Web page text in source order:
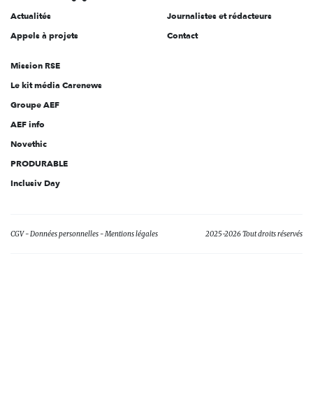
Actualités
Appels à projets
Journalistes et rédacteurs
Contact
Mission RSE
Le kit média Carenews
Groupe AEF
AEF info
Novethic
PRODURABLE
Inclusiv Day
CGV Données personnelles Mentions légales 2025-2026 Tout droits réservés